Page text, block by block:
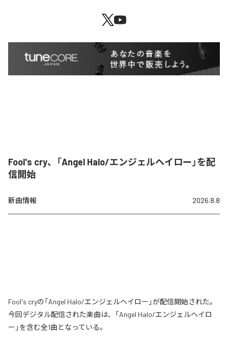
Fool's cry、「Angel Halo/エンジェルヘイロー」を配
信開始
新曲情報 2026.8.8
Fool's cryの「Angel Halo/エンジェルヘイロー」が配信開始された。
今回デジタル配信された楽曲は、「Angel Halo/エンジェルヘイロ
ー」を含む全1曲となっている。